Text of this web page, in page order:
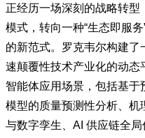
正经历一场深刻的战略转型
模式，转向一种“生态即服
的新范式。罗克韦尔构建
速颠覆性技术产业化的动态
智能体应用场景，包括基
模型的质量预测性分析、机
与数字孪生、AI 供应链全